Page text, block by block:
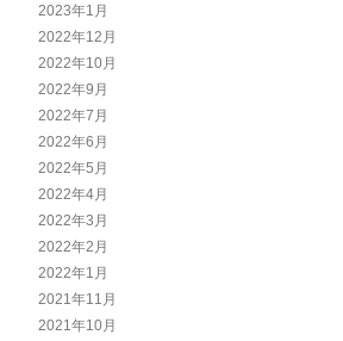
2023年1月
2022年12月
2022年10月
2022年9月
2022年7月
2022年6月
2022年5月
2022年4月
2022年3月
2022年2月
2022年1月
2021年11月
2021年10月